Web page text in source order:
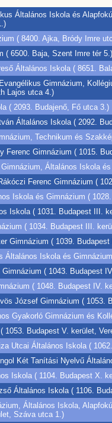
Általános Iskola és
( 8400. Ajka, Bródy Imre
( 6500. Baja, Szent Imre tér 5.)
Általános Iskola ( 8651.
Gimnázium,
Lajos utca 4.)
( 2093. Budajenő, Fő utca 3.)
Általános Iskola ( 2092.
Technikum és
Ferenc Gimnázium ( 1015.
Általános Iskola
Ferenc Gimnázium (
Iskola és Gimnázium (
Iskola ( 1031. Budapest III.
( 1034. Budapest III.
Gimnázium ( 1039.
Általános Iskola és
( 1043. Budapest
( 1048. Budapest IV.
József Gimnázium ( 1053.
Gyakorló Gimnázium és
1053. Budapest V. kerület,
Utcai Általános Iskola (
Két Tanítási Nyelvű
Iskola ( 1104. Budapest X.
Általános Iskola ( 1106.
Általános Iskola,
Száva utca 1.)